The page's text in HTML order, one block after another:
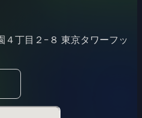
で連絡致しますので、ご
４丁目２−８ 東京タワーフッ